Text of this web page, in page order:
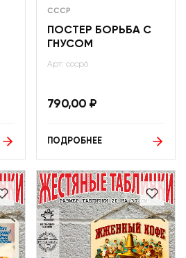
СССР
ПОСТЕР БОРЬБА С
ГНУСОМ
Арт: ссср6
790,00 ₽
ПОДРОБНЕЕ